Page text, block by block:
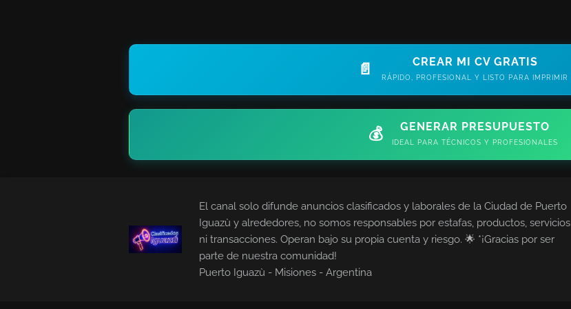
📄 CREAR MI CV GRATIS
RÁPIDO, PROFESIONAL Y LISTO PARA IMPRIMIR
💰 GENERAR PRESUPUESTO
IDEAL PARA TÉCNICOS Y PROFESIONALES
El canal solo difunde anuncios clasificados y laborales de la Ciudad de Puerto
Iguazù y alrededores, no somos responsables por estafas, productos, servicios
ni transacciones. Operan bajo su propia cuenta y riesgo. 🌟 *¡Gracias por ser
parte de nuestra comunidad!
Puerto Iguazù - Misiones - Argentina